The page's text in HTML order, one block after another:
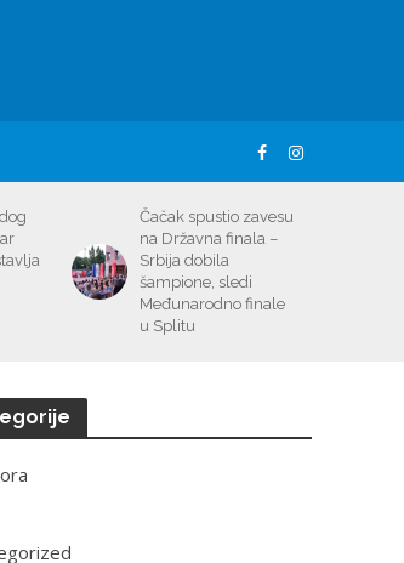
Čačak spustio zavesu
na Državna finala –
Srbija dobila
šampione, sledi
Međunarodno finale
u Splitu